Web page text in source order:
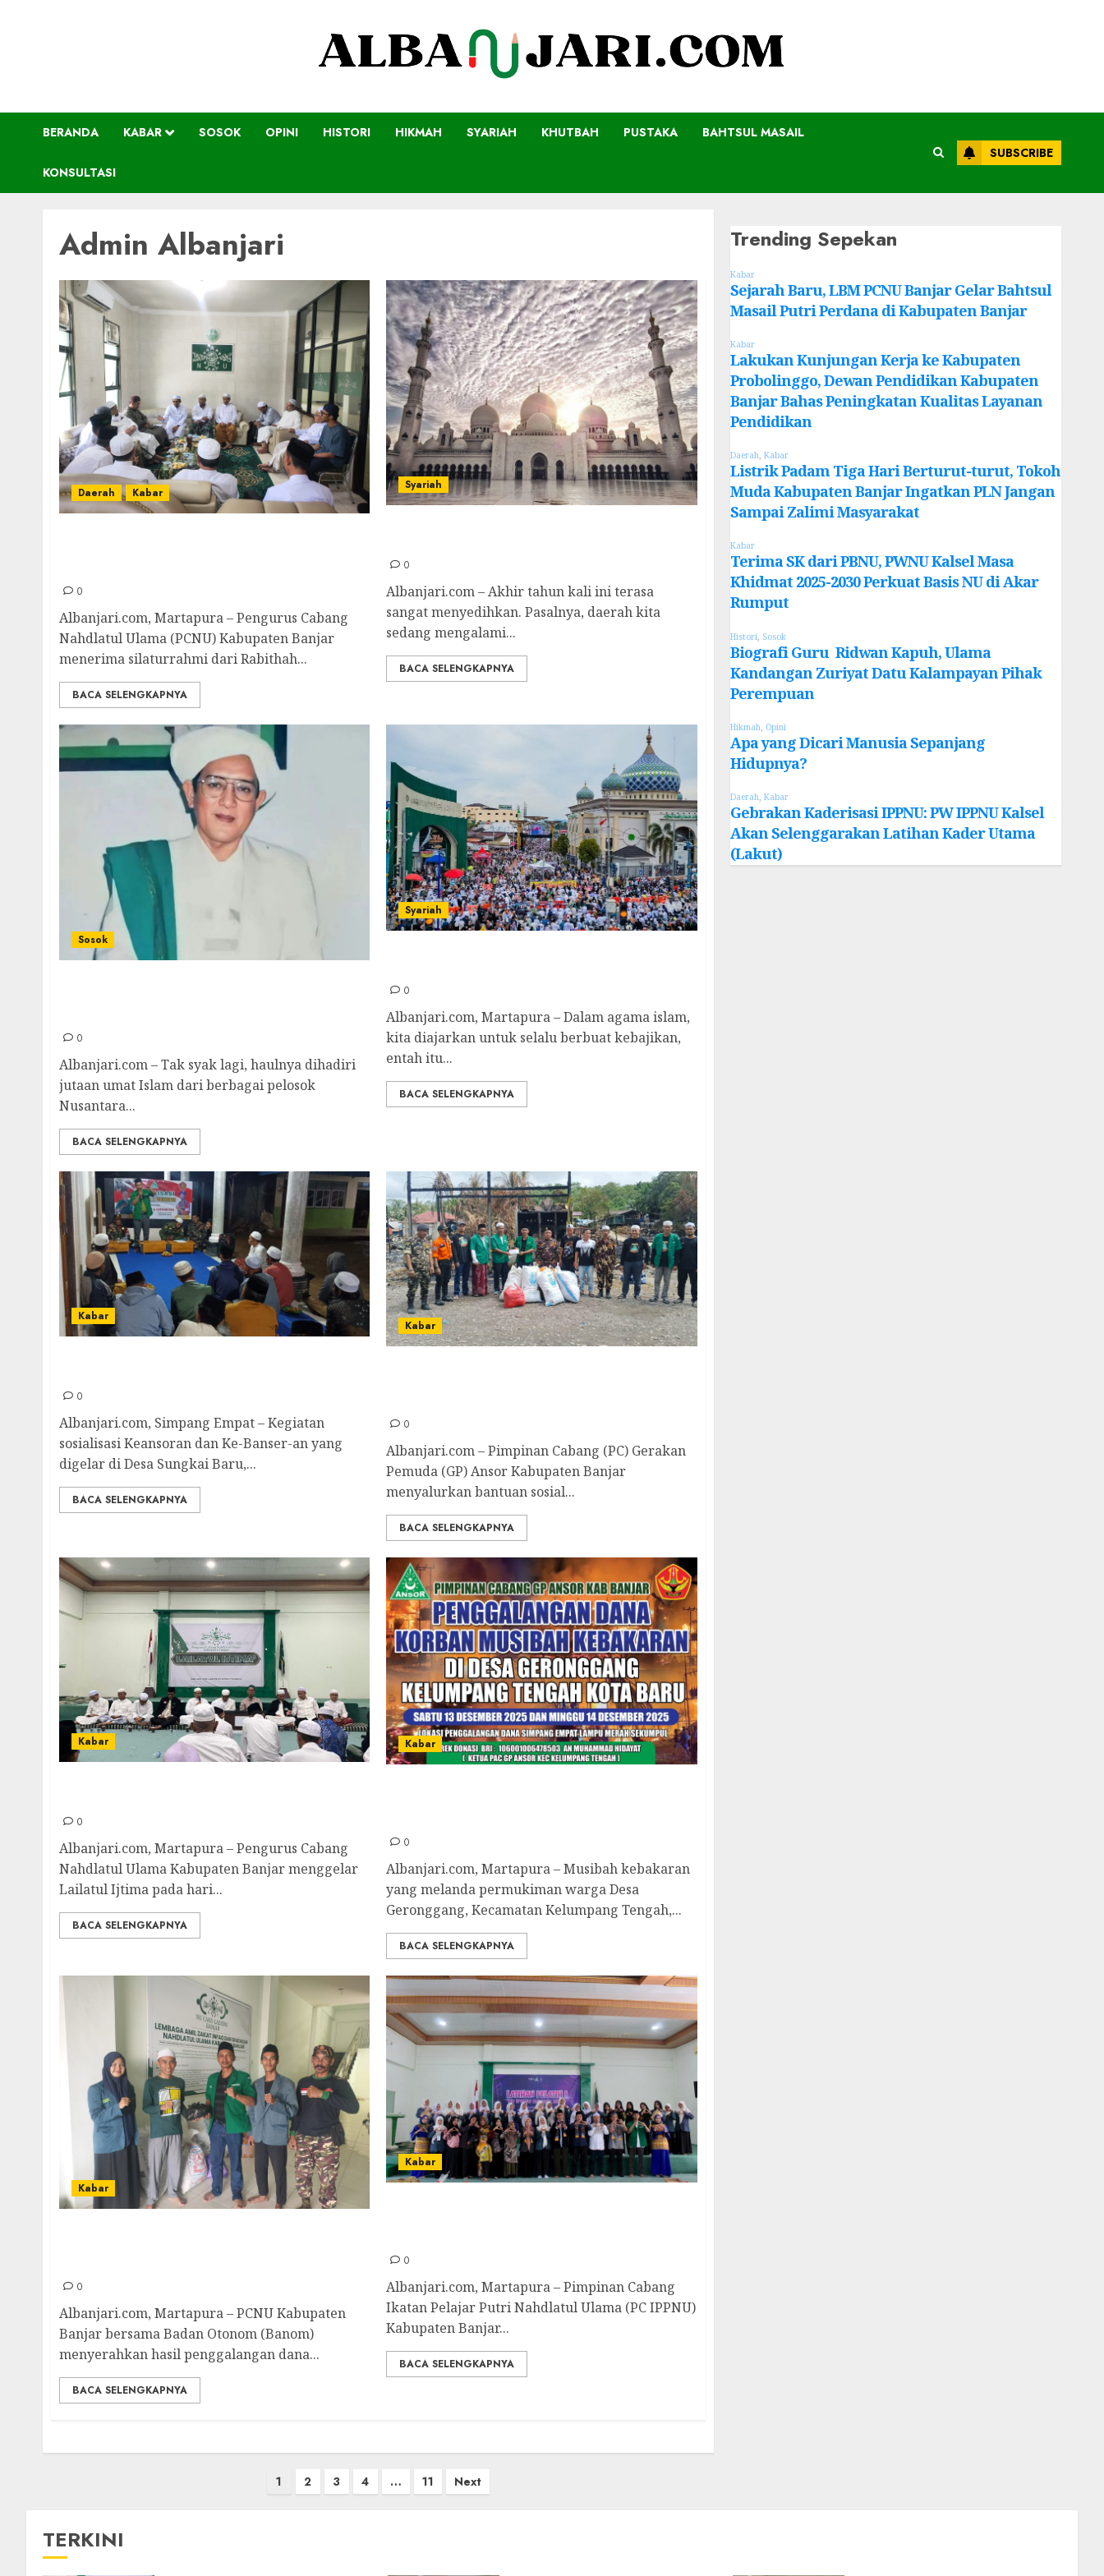
BERANDA KABAR SOSOK OPINI HISTORI HIKMAH SYARIAH KHUTBAH PUSTAKA BAHTSUL MASAIL
KONSULTASI
SUBSCRIBE
Admin Albanjari
Daerah Kabar
0
Albanjari.com, Martapura – Pengurus Cabang
Nahdlatul Ulama (PCNU) Kabupaten Banjar
menerima silaturrahmi dari Rabithah...
BACA SELENGKAPNYA
Syariah
0
Albanjari.com – Akhir tahun kali ini terasa
sangat menyedihkan. Pasalnya, daerah kita
sedang mengalami...
BACA SELENGKAPNYA
Sosok
0
Albanjari.com – Tak syak lagi, haulnya dihadiri
jutaan umat Islam dari berbagai pelosok
Nusantara...
BACA SELENGKAPNYA
Syariah
0
Albanjari.com, Martapura – Dalam agama islam,
kita diajarkan untuk selalu berbuat kebajikan,
entah itu...
BACA SELENGKAPNYA
Kabar
0
Albanjari.com, Simpang Empat – Kegiatan
sosialisasi Keansoran dan Ke-Banser-an yang
digelar di Desa Sungkai Baru,...
BACA SELENGKAPNYA
Kabar
0
Albanjari.com – Pimpinan Cabang (PC) Gerakan
Pemuda (GP) Ansor Kabupaten Banjar
menyalurkan bantuan sosial...
BACA SELENGKAPNYA
Kabar
0
Albanjari.com, Martapura – Pengurus Cabang
Nahdlatul Ulama Kabupaten Banjar menggelar
Lailatul Ijtima pada hari...
BACA SELENGKAPNYA
Kabar
0
Albanjari.com, Martapura – Musibah kebakaran
yang melanda permukiman warga Desa
Geronggang, Kecamatan Kelumpang Tengah,...
BACA SELENGKAPNYA
Kabar
0
Albanjari.com, Martapura – PCNU Kabupaten
Banjar bersama Badan Otonom (Banom)
menyerahkan hasil penggalangan dana...
BACA SELENGKAPNYA
Kabar
0
Albanjari.com, Martapura – Pimpinan Cabang
Ikatan Pelajar Putri Nahdlatul Ulama (PC IPPNU)
Kabupaten Banjar...
BACA SELENGKAPNYA
1 2 3 4 … 11 Next
Trending Sepekan
Kabar
Sejarah Baru, LBM PCNU Banjar Gelar Bahtsul
Masail Putri Perdana di Kabupaten Banjar
Kabar
Lakukan Kunjungan Kerja ke Kabupaten
Probolinggo, Dewan Pendidikan Kabupaten
Banjar Bahas Peningkatan Kualitas Layanan
Pendidikan
Daerah, Kabar
Listrik Padam Tiga Hari Berturut-turut, Tokoh
Muda Kabupaten Banjar Ingatkan PLN Jangan
Sampai Zalimi Masyarakat
Kabar
Terima SK dari PBNU, PWNU Kalsel Masa
Khidmat 2025-2030 Perkuat Basis NU di Akar
Rumput
Histori Sosok
Biografi Guru Ridwan Kapuh, Ulama
Kandangan Zuriyat Datu Kalampayan Pihak
Perempuan
Hikmah Opini
Apa yang Dicari Manusia Sepanjang
Hidupnya?
Daerah, Kabar
Gebrakan Kaderisasi IPPNU: PW IPPNU Kalsel
Akan Selenggarakan Latihan Kader Utama
(Lakut)
TERKINI